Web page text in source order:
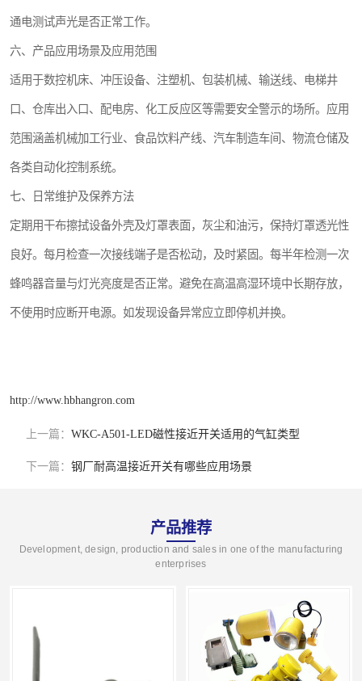
通电测试声光是否正常工作。
六、产品应用场景及应用范围
适用于数控机床、冲压设备、注塑机、包装机械、输送线、电梯井
口、仓库出入口、配电房、化工反应区等需要安全警示的场所。应用
范围涵盖机械加工行业、食品饮料产线、汽车制造车间、物流仓储及
各类自动化控制系统。
七、日常维护及保养方法
定期用干布擦拭设备外壳及灯罩表面，灰尘和油污，保持灯罩透光性
良好。每月检查一次接线端子是否松动，及时紧固。每半年检测一次
蜂鸣器音量与灯光亮度是否正常。避免在高温高湿环境中长期存放，
不使用时应断开电源。如发现设备异常应立即停机并换。
http://www.hbhangron.com
上一篇： WKC-A501-LED磁性接近开关适用的气缸类型
下一篇： 钢厂耐高温接近开关有哪些应用场景
产品推荐
Development, design, production and sales in one of the manufacturing
enterprises